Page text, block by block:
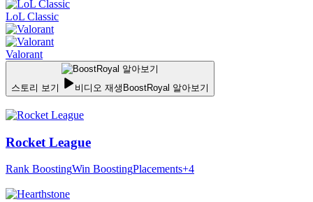
LoL Classic
Valorant
스토리 보기 비디오 재생 BoostRoyal 알아보기
Rocket League
Rank BoostingWin BoostingPlacements+4